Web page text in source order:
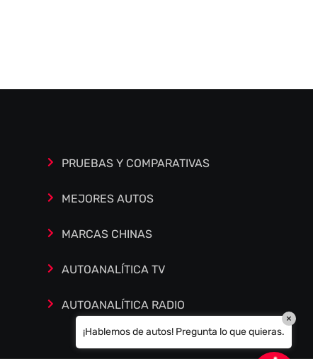
PRUEBAS Y COMPARATIVAS
MEJORES AUTOS
MARCAS CHINAS
AUTOANALÍTICA TV
AUTOANALÍTICA RADIO
IA en desarrollo. Autoanalítica optimiza
¡Hablemos de autos! Pregunta lo que quieras.
×